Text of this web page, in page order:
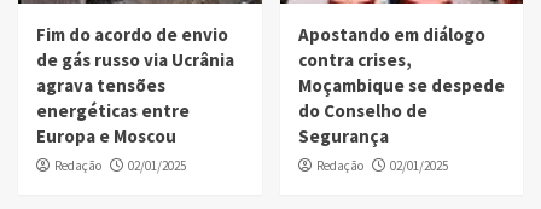
Fim do acordo de envio
de gás russo via Ucrânia
agrava tensões
energéticas entre
Europa e Moscou
Redação 02/01/2025
Apostando em diálogo
contra crises,
Moçambique se despede
do Conselho de
Segurança
Redação 02/01/2025